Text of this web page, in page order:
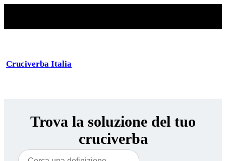
Cruciverba Italia
Trova la soluzione del tuo
cruciverba
Cerca